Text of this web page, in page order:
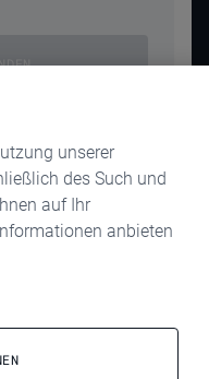
unserer
des Such und
auf Ihr
anbieten